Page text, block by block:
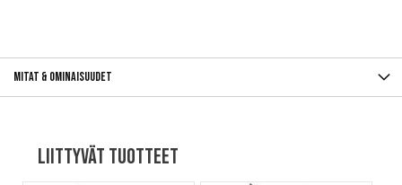
Mitat & ominaisuudet
Liittyvät tuotteet